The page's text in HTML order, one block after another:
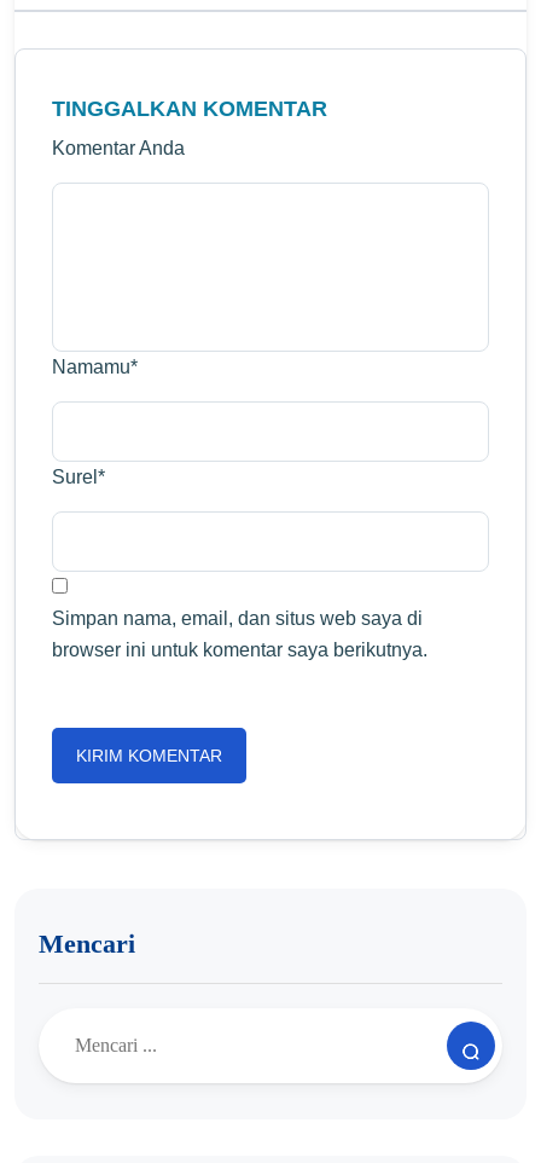
TINGGALKAN KOMENTAR
Komentar Anda
Namamu*
Surel *
Simpan nama, email, dan situs web saya di
browser ini untuk komentar saya berikutnya.
Mencari